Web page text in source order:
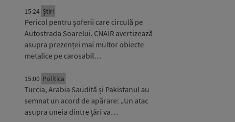
15:24 Știri
Pericol pentru șoferii care circulă pe
Autostrada Soarelui. CNAIR avertizează
asupra prezenței mai multor obiecte
metalice pe carosabil…
15:00 Politica
Turcia, Arabia Saudită și Pakistanul au
semnat un acord de apărare: „Un atac
asupra uneia dintre țări va…